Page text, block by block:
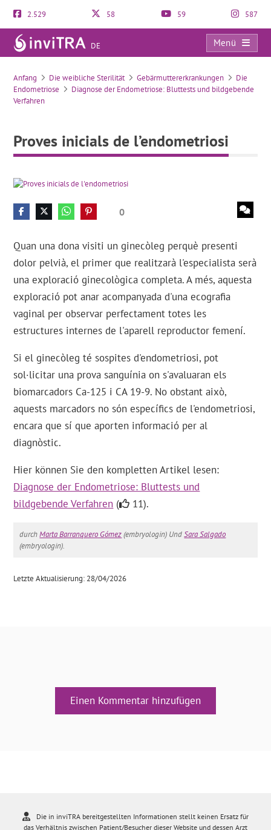
2.529 58 59 587
DE
Menü
Proves inicials de l’endometriosi
Anfang Die weibliche Sterilität Gebärmuttererkrankungen
Die
Endometriose
Diagnose der Endometriose: Bluttests und bildgebende
Verfahren
Proves inicials de l’endometriosi
0
Quan una dona visiti un ginecòleg perquè presenti
dolor pelvià, el primer que realitzarà l'especialista serà
una exploració ginecològica completa. A més, aquesta
exploració pot anar acompanyada d'una ecografia
vaginal per observar perfectament totes les
estructures internes de l'aparell reproductor femení.
Si el ginecòleg té sospites d'endometriosi, pot
sol·licitar una prova sanguínia on s'avaluaran els
biomarcadors Ca-125 i CA 19-9. No obstant això,
aquests marcadors no són específics de l'endometriosi,
encara que sí que aporten informació per al
diagnòstic.
Hier können Sie den kompletten Artikel lesen:
Diagnose der Endometriose: Bluttests und
bildgebende Verfahren ( 11).
durchMarta Barranquero Gómez(embryologin) UndSara Salgado
(embryologin).
Letzte Aktualisierung: 28/04/2026
Einen Kommentar hinzufügen
Die in inviTRA bereitgestellten Informationen stellt keinen Ersatz für
das Verhältnis zwischen Patient/Besucher dieser Website und dessen Arzt